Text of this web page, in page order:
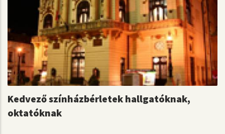
Kedvező színházbérletek hallgatóknak,
oktatóknak